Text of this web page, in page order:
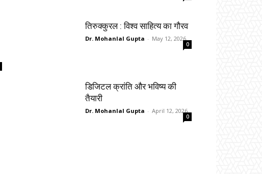
तिरुक्कुरल : विश्व साहित्य का गौरव
Dr. Mohanlal Gupta - May 12, 2026
0
डिजिटल क्रांति और भविष्य की
तैयारी
Dr. Mohanlal Gupta - April 12, 2026
0